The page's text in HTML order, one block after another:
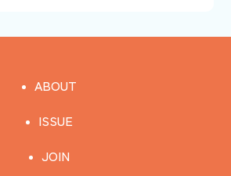
ABOUT
ISSUE
JOIN